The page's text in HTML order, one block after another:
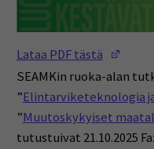
Lataa PDF tästä
SEAMKin ruoka-alan
”Elintarviketeknologia
”Muutoskykyiset
tutustuivat 21.10.2025